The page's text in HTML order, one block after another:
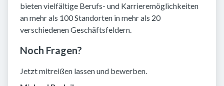
bieten vielfältige Berufs- und Karrieremöglichkeiten
an mehr als 100 Standorten in mehr als 20
verschiedenen Geschäftsfeldern.
Noch Fragen?
Jetzt mitreißen lassen und bewerben.